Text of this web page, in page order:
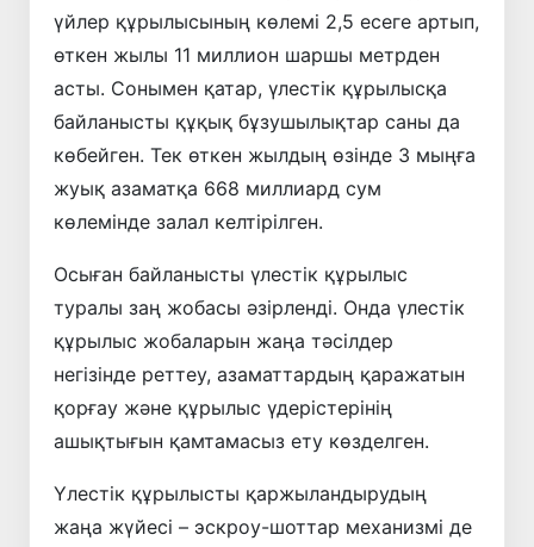
үйлер құрылысының көлемі 2,5 есеге артып,
өткен жылы 11 миллион шаршы метрден
асты. Сонымен қатар, үлестік құрылысқа
байланысты құқық бұзушылықтар саны да
көбейген. Тек өткен жылдың өзінде 3 мыңға
жуық азаматқа 668 миллиард сум
көлемінде залал келтірілген.
Осыған байланысты үлестік құрылыс
туралы заң жобасы әзірленді. Онда үлестік
құрылыс жобаларын жаңа тәсілдер
негізінде реттеу, азаматтардың қаражатын
қорғау және құрылыс үдерістерінің
ашықтығын қамтамасыз ету көзделген.
Үлестік құрылысты қаржыландырудың
жаңа жүйесі – эскроу-шоттар механизмі де